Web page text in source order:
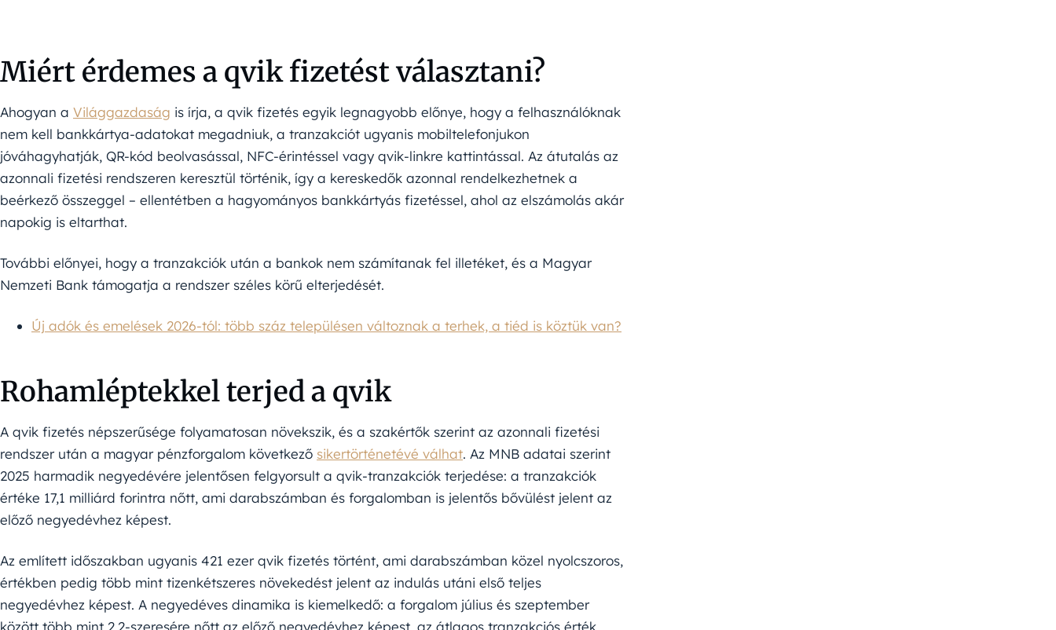
Miért érdemes a qvik fizetést választani?
Ahogyan a Világgazdaság is írja, a qvik fizetés egyik legnagyobb előnye, hogy a felhasználóknak
nem kell bankkártya-adatokat megadniuk, a tranzakciót ugyanis mobiltelefonjukon
jóváhagyhatják, QR-kód beolvasással, NFC-érintéssel vagy qvik-linkre kattintással. Az átutalás az
azonnali fizetési rendszeren keresztül történik, így a kereskedők azonnal rendelkezhetnek a
beérkező összeggel – ellentétben a hagyományos bankkártyás fizetéssel, ahol az elszámolás akár
napokig is eltarthat.
További előnyei, hogy a tranzakciók után a bankok nem számítanak fel illetéket, és a Magyar
Nemzeti Bank támogatja a rendszer széles körű elterjedését.
Új adók és emelések 2026-tól: több száz településen változnak a terhek, a tiéd is köztük van?
Rohamléptekkel terjed a qvik
A qvik fizetés népszerűsége folyamatosan növekszik, és a szakértők szerint az azonnali fizetési
rendszer után a magyar pénzforgalom következő sikertörténetévé válhat. Az MNB adatai szerint
2025 harmadik negyedévére jelentősen felgyorsult a qvik-tranzakciók terjedése: a tranzakciók
értéke 17,1 milliárd forintra nőtt, ami darabszámban és forgalomban is jelentős bővülést jelent az
előző negyedévhez képest.
Az említett időszakban ugyanis 421 ezer qvik fizetés történt, ami darabszámban közel nyolcszoros,
értékben pedig több mint tizenkétszeres növekedést jelent az indulás utáni első teljes
negyedévhez képest. A negyedéves dinamika is kiemelkedő: a forgalom július és szeptember
között több mint 2,2-szeresére nőtt az előző negyedévhez képest, az átlagos tranzakciós érték